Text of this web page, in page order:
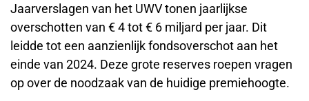
Jaarverslagen van het UWV tonen jaarlijkse
overschotten van € 4 tot € 6 miljard per jaar. Dit
leidde tot een aanzienlijk fondsoverschot aan het
einde van 2024. Deze grote reserves roepen vragen
op over de noodzaak van de huidige premiehoogte.